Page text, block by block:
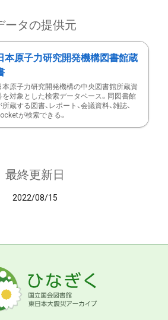
ータの提供元
本原子力研究開発機構図書館蔵
本原子力研究開発機構の中央図書館所蔵資
を対象とした検索データベース。同図書館
所蔵する図書、レポート、会議資料、雑誌、
が検索できる。
最終更新日
2022/08/15